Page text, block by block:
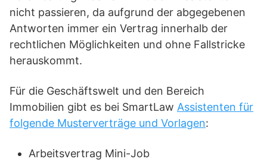
nicht passieren, da aufgrund der abgegebenen
Antworten immer ein Vertrag innerhalb der
rechtlichen Möglichkeiten und ohne Fallstricke
herauskommt.
Für die Geschäftswelt und den Bereich
Immobilien gibt es bei SmartLaw Assistenten für
folgende Musterverträge und Vorlagen:
Arbeitsvertrag Mini-Job